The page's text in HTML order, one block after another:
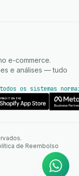
e-commerce.
e análises — tudo
os sistemas
de Reembolso